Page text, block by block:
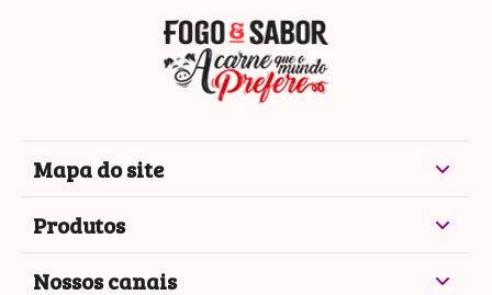
Mapa do site
Produtos
Nossos canais